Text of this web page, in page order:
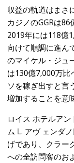
収益の軌道はまさ
カジノのGGRは86
2019年には118億
向けて順調に進ん
のマイケル・ジュ
は130億7,000万
ソを稼ぎ出すと言
増加することを意
ロイス ホテルア
ム L. アヴ ェンダ
げであり、クラー
への全訪問客のお